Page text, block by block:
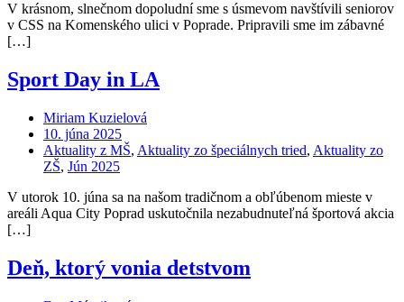
V krásnom, slnečnom dopoludní sme s úsmevom navštívili seniorov
v CSS na Komenského ulici v Poprade. Pripravili sme im zábavné
[…]
Sport Day in LA
Miriam Kuzielová
10. júna 2025
Aktuality z MŠ, Aktuality zo špeciálnych tried, Aktuality zo
ZŠ, Jún 2025
V utorok 10. júna sa na našom tradičnom a obľúbenom mieste v
areáli Aqua City Poprad uskutočnila nezabudnuteľná športová akcia
[…]
Deň, ktorý vonia detstvom